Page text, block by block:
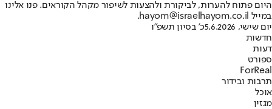
היום פתוח להערות, לביקורת ולהצעות לשיפור מקהל הקוראים. פנו אלינו
במייל hayom@israelhayom.co.il.
יום שישי, 5.6.2026
כ' בסיון תשפ"ו
חדשות
דעות
ספורט
ForReal
תרבות ובידור
אוכל
מגזין